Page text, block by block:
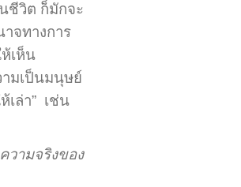
ชีวิต ก็มักจะ
จทางการ
เห็น
มเป็นมนุษย์
เล่า” เช่น
วามจริงของ